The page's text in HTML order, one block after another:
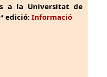
a la Universitat de
edició: Informació